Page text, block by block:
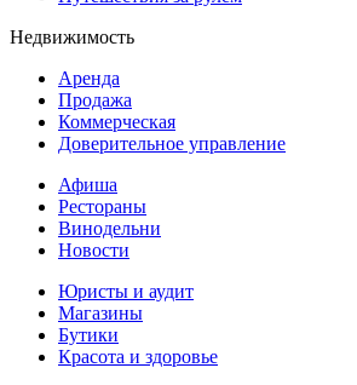
Недвижимость
Аренда
Продажа
Коммерческая
Доверительное управление
Афиша
Рестораны
Винодельни
Новости
Юристы и аудит
Магазины
Бутики
Красота и здоровье